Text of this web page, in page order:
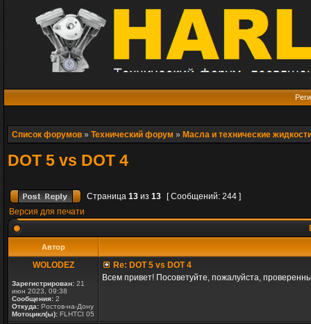
Список форумов » Технический форум » Масла и технические
DOT 5 vs DOT 4
Страница 13 из 13
[ Сообщений: 244 ]
Версия для печати
Автор
WOLODEZ
Зарегистрирован: 21
июн 2023, 09:38
Сообщения: 2
Откуда: Ростов-на-Дону
Мотоцикл(ы): FLHTCI 05
Re: DOT 5 vs DOT 4
Всем привет! Посоветуйте, пожалуйста,